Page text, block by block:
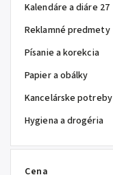
Kalendáre a diáre 27
Reklamné predmety
Písanie a korekcia
Papier a obálky
Kancelárske potreby
Hygiena a drogéria
Cena